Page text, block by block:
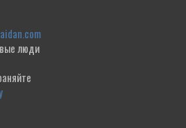
люди